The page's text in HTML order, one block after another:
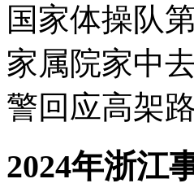
国家体操队
家属院家中
警回应高架
2024年浙江